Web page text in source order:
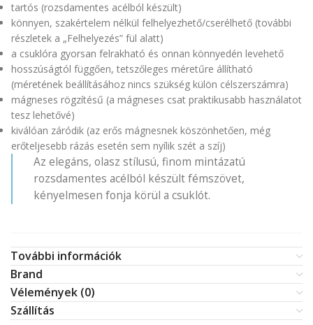
tartós (rozsdamentes acélból készült)
könnyen, szakértelem nélkül felhelyezhető/cserélhető (további
részletek a „Felhelyezés” fül alatt)
a csuklóra gyorsan felrakható és onnan könnyedén levehető
hosszúságtól függően, tetszőleges méretűre állítható
(méretének beállításához nincs szükség külön célszerszámra)
mágneses rögzítésű (a mágneses csat praktikusabb használatot
tesz lehetővé)
kiválóan záródik (az erős mágnesnek köszönhetően, még
erőteljesebb rázás esetén sem nyílik szét a szíj)
Az elegáns, olasz stílusú, finom mintázatú
rozsdamentes acélból készült fémszövet,
kényelmesen fonja körül a csuklót.
További információk
Brand
Vélemények (0)
Szállítás